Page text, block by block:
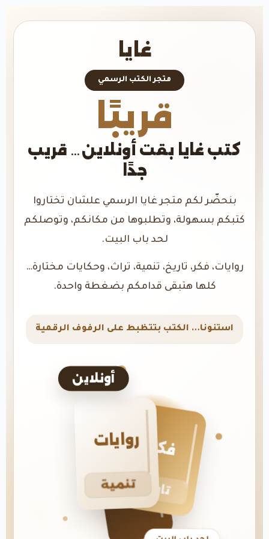
غايا
متجر الكتب الرسمي
قريبًا
كتب غايا بقت أونلاين… قريب
جدًا
بنحضّر لكم متجر غايا الرسمي علشان تختاروا
كتبكم بسهولة، وتطلبوها من مكانكم، وتوصلكم
لحد باب البيت.
روايات، فكر، تاريخ، تنمية، تراث، وحكايات مختارة…
كلها هتبقى قدامكم بضغطة واحدة.
استنونا… الكتب بتتظبط على الرفوف الرقمية
أونلاين
فكر
تاريخ
روايات
تنمية